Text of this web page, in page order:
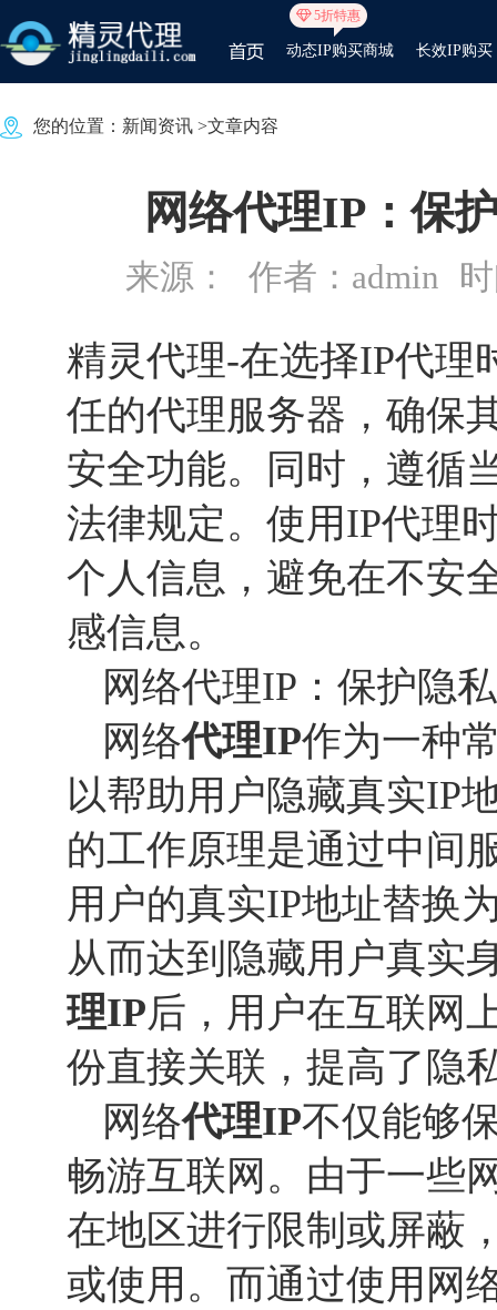
5折特惠
动态IP购买商城 长效IP购买
您的位置： 新闻资讯 >文章内容
网络代理IP：保
来源： 作者：admin
精灵代理-在选择IP代理
任的代理服务器，确保
安全功能。同时，遵循
法律规定。使用IP代理
个人信息，避免在不安
感信息。
网络代理IP：保护隐
网络代理IP作为一种
以帮助用户隐藏真实IP
的工作原理是通过中间
用户的真实IP地址替换
从而达到隐藏用户真实
理IP后，用户在互联网
份直接关联，提高了隐
网络代理IP不仅能够
畅游互联网。由于一些
在地区进行限制或屏蔽
或使用。而通过使用网